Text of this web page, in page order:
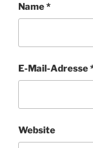
Name*
E-Mail-Adresse
Website